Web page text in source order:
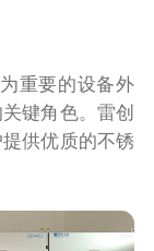
重要的设备外
键角色。雷创
供优质的不锈